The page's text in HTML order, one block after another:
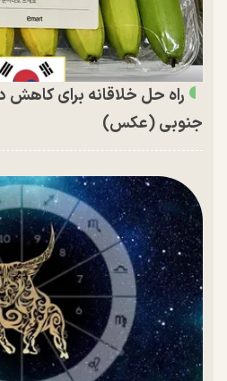
راه حل خلاقانه برای کاهش
جنوبی (عکس)